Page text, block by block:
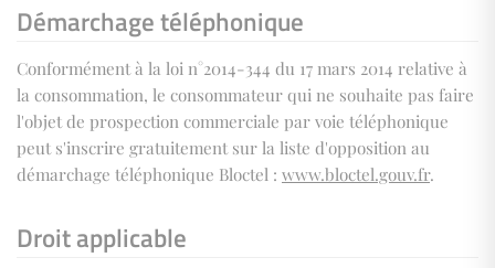
Démarchage téléphonique
Conformément à la loi n°2014-344 du 17 mars 2014 relative à
la consommation, le consommateur qui ne souhaite pas faire
l'objet de prospection commerciale par voie téléphonique
peut s'inscrire gratuitement sur la liste d'opposition au
démarchage téléphonique Bloctel : www.bloctel.gouv.fr.
Droit applicable